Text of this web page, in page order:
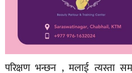
परिक्षण भन्छन , मलाई त्यस्ता